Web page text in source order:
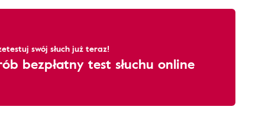
swój słuch już teraz!
bezpłatny test słuchu online